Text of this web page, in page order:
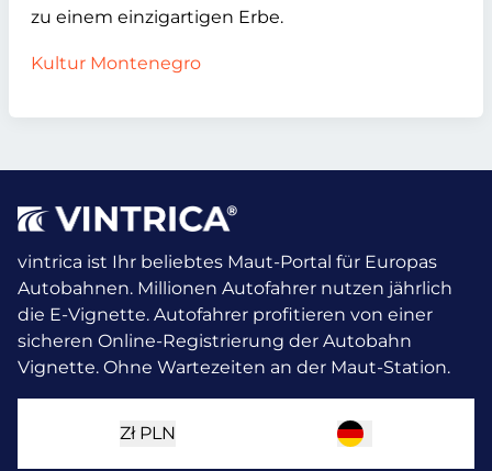
zu einem einzigartigen Erbe.
Kultur Montenegro
vintrica ist Ihr beliebtes Maut-Portal für Europas
Autobahnen. Millionen Autofahrer nutzen jährlich
die E-Vignette. Autofahrer profitieren von einer
sicheren Online-Registrierung der Autobahn
Vignette. Ohne Wartezeiten an der Maut-Station.
Zł PLN